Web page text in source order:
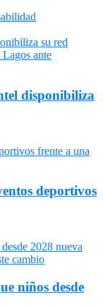
disponibiliza
deportivos
niños desde